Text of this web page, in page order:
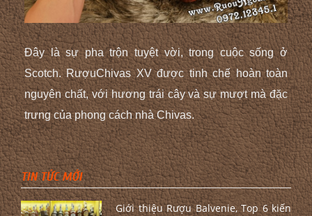
Đây là sự pha trộn tuyệt vời, trong cuộc sống ở
Scotch. RượuChivas XV được tinh chế hoàn toàn
nguyên chất, với hương trái cây và sự mượt mà đặc
trưng của phong cách nhà Chivas.
TIN TỨC MỚI
Giới thiệu Rượu Balvenie, Top 6 kiến